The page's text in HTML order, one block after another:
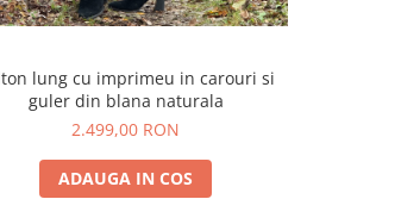
lung cu imprimeu in carouri si
guler din blana naturala
2.499,00 RON
ADAUGA IN COS